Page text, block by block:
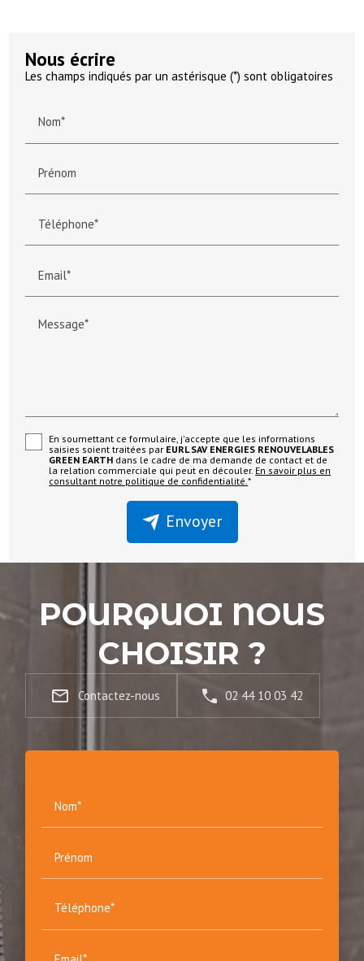
Nous écrire
Les champs indiqués par un astérisque (*) sont obligatoires
Nom*
Prénom
Téléphone*
Email*
Message*
En soumettant ce formulaire, j'accepte que les informations
saisies soient traitées par EURL SAV ENERGIES RENOUVELABLES
GREEN EARTH dans le cadre de ma demande de contact et de
la relation commerciale qui peut en découler. En savoir plus en
consultant notre politique de confidentialité.*
Envoyer
POURQUOI NOUS
CHOISIR ?
mail_outline Contactez-nous 02 44 10 03 42
Nom*
Prénom
Téléphone*